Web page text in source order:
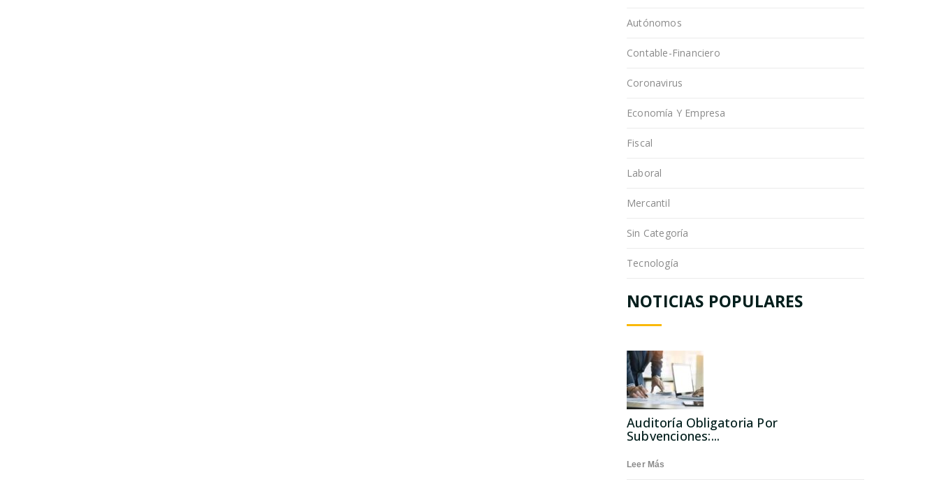
Autónomos
Contable-Financiero
Coronavirus
Economía Y Empresa
Fiscal
Laboral
Mercantil
Sin Categoría
Tecnología
NOTICIAS POPULARES
Auditoría Obligatoria Por
Subvenciones:...
Leer Más